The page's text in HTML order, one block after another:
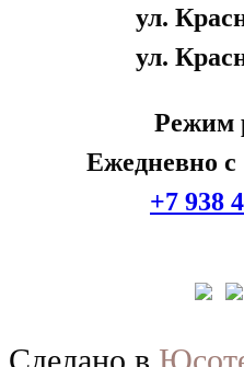
ул.
ул.
Режим
Ежедневно с
+7 938